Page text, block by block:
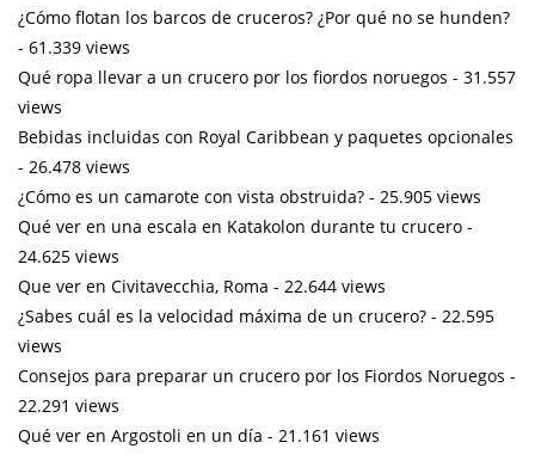
¿Cómo flotan los barcos de cruceros? ¿Por qué no se hunden?
- 61.339 views
Qué ropa llevar a un crucero por los fiordos noruegos - 31.557
views
Bebidas incluidas con Royal Caribbean y paquetes opcionales
- 26.478 views
¿Cómo es un camarote con vista obstruida? - 25.905 views
Qué ver en una escala en Katakolon durante tu crucero -
24.625 views
Que ver en Civitavecchia, Roma - 22.644 views
¿Sabes cuál es la velocidad máxima de un crucero? - 22.595
views
Consejos para preparar un crucero por los Fiordos Noruegos -
22.291 views
Qué ver en Argostoli en un día - 21.161 views